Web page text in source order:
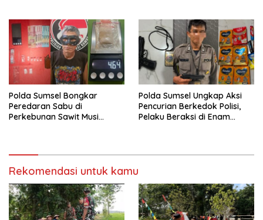
Polda Sumsel Bongkar
Peredaran Sabu di
Perkebunan Sawit Musi
Polda Sumsel Ungkap Aksi
Pencurian Berkedok Polisi,
Pelaku Beraksi di Enam
Rekomendasi untuk kamu